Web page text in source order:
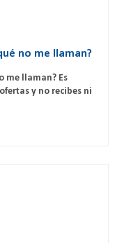
qué no me llaman?
me llaman? Es
y no recibes ni